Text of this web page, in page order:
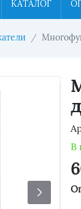
КАТАЛОГ
В